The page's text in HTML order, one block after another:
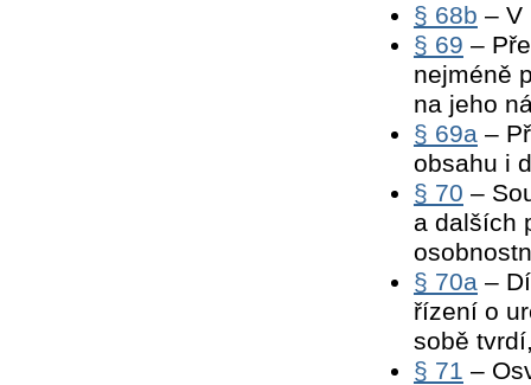
§ 68b – V
§ 69 –
nejméně
na jeho
§ 69a–
obsahu i
§ 70 –
a dalších
§ 70a–
řízení o
sobě
§ 71 –